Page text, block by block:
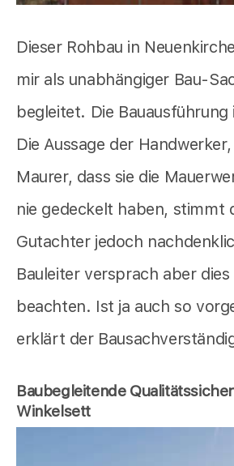
Dieser Rohbau in
mir als unabhängiger Bau-
begleitet. Die
Die Aussage der
Maurer, dass sie die
nie gedeckelt haben, stimmt
Gutachter jedoch
Bauleiter versprach aber
beachten. Ist ja auch so
erklärt der
Baubegleitende
Winkelsett